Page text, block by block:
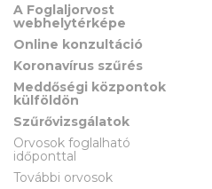
A Foglaljorvost
webhelytérképe
Online konzultáció
Koronavírus szűrés
Meddőségi központok
külföldön
Szűrővizsgálatok
Orvosok foglalható
időponttal
További orvosok